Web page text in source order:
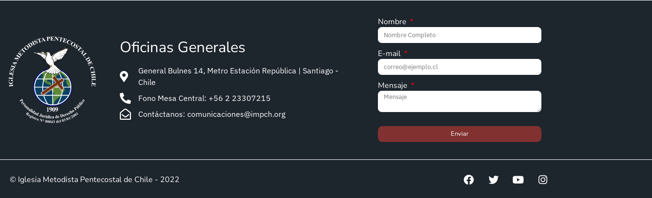
Oficinas Generales
General Bulnes 14, Metro Estación República | Santiago -
Chile
Fono Mesa Central: +56 2 23307215
Contáctanos: comunicaciones@impch.org
Nombre
E-mail
Mensaje
Enviar
© Iglesia Metodista Pentecostal de Chile - 2022